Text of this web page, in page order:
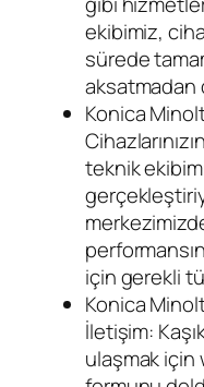
ekibimiz,
sürede
aksatmadan
Konica
teknik
için gerekli
Konica
İletişim:
ulaşmak